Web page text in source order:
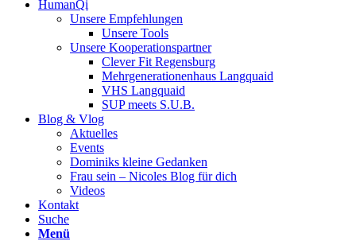
HumanQi
Unsere Empfehlungen
Unsere Tools
Unsere Kooperationspartner
Clever Fit Regensburg
Mehrgenerationenhaus Langquaid
VHS Langquaid
SUP meets S.U.B.
Blog & Vlog
Aktuelles
Events
Dominiks kleine Gedanken
Frau sein – Nicoles Blog für dich
Videos
Kontakt
Suche
Menü